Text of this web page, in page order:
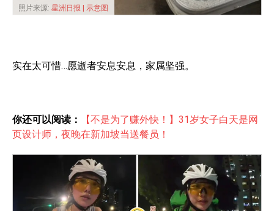
照片来源: 星洲日报 | 示意图
实在太可惜…愿逝者安息安息，家属坚强。
你还可以阅读：
【不是为了赚外快！】31岁女子白天是网
页设计师，夜晚在新加坡当送餐员！